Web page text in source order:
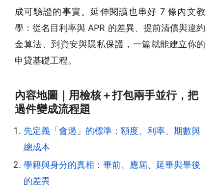
成可驗證的事實。延伸閱讀也串好 7 條內文教
學：從名目利率與 APR 的差異、提前清償與違約
金算法、到資安與隱私保護，一篇就能建立你的
申貸基礎工程。
內容地圖｜用檢核＋打包兩手並行，把
過件變成流程題
先定義「會過」的標準：額度、利率、期數與
總成本
學籍與身分的真相：畢前、應屆、延畢與畢後
的差異